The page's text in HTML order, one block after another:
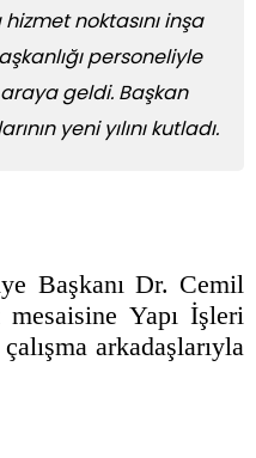
noktasını inşa
personeliyle
araya geldi. Başkan
yeni yılını kutladı.
Başkanı Dr. Cemil
Yapı İşleri
arkadaşlarıyla